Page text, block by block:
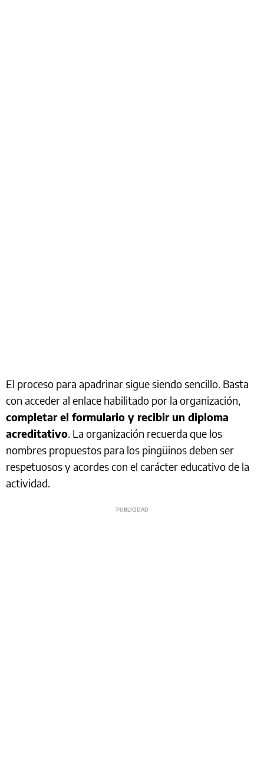
El proceso para apadrinar sigue siendo sencillo. Basta
con acceder al enlace habilitado por la organización,
completar el formulario y recibir un diploma
acreditativo. La organización recuerda que los
nombres propuestos para los pingüinos deben ser
respetuosos y acordes con el carácter educativo de la
actividad.